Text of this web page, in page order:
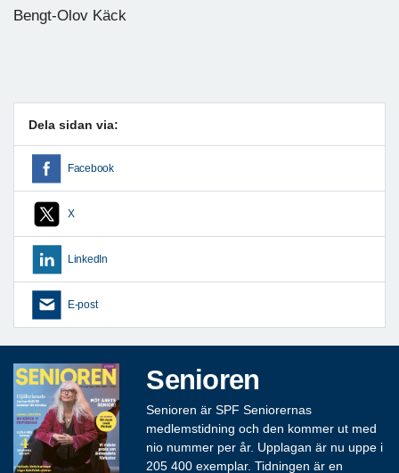
Bengt-Olov Käck
Dela sidan via:
Facebook
X
LinkedIn
E-post
Senioren
Senioren är SPF Seniorernas
medlemstidning och den kommer ut med
nio nummer per år. Upplagan är nu uppe i
205 400 exemplar. Tidningen är en